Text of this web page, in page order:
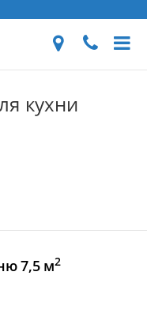
кухни
7,5 м2